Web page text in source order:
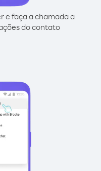
e faça a chamada a
do contato